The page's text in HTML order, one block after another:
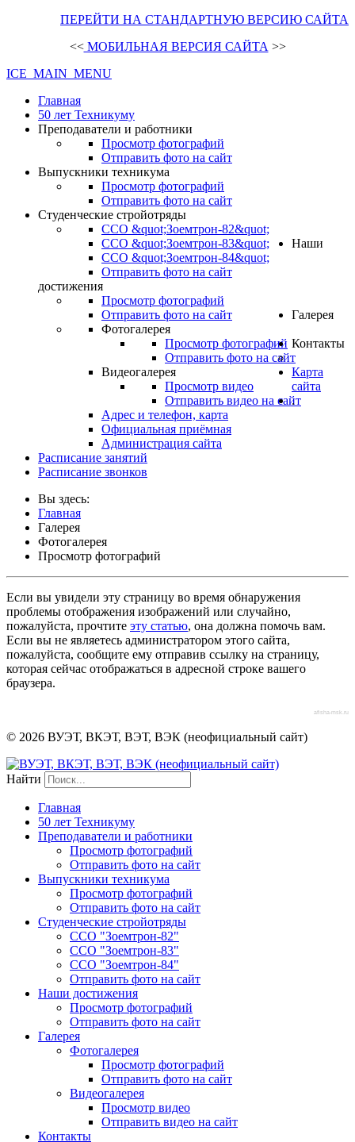
ПЕРЕЙТИ НА СТАНДАРТНУЮ ВЕРСИЮ САЙТА
<<МОБИЛЬНАЯ ВЕРСИЯ САЙТА >>
ICE_MAIN_MENU
Главная
50 лет Техникуму
Преподаватели и работники
Просмотр фотографий
Отправить фото на сайт
Выпускники техникума
Просмотр фотографий
Отправить фото на сайт
Студенческие стройотряды
ССО &quot;Зоемтрон-82&quot;
ССО &quot;Зоемтрон-83&quot;
ССО &quot;Зоемтрон-84&quot;
Отправить фото на сайт
Наши
достижения
Просмотр фотографий
Отправить фото на сайт
Галерея
Фотогалерея
Просмотр фотографий
Отправить фото на сайт
Видеогалерея
Просмотр видео
Отправить видео на сайт
Контакты
Адрес и телефон, карта
Официальная приёмная
Администрация сайта
Карта
сайта
.
Расписание занятий
Расписание звонков
Вы здесь:
Главная
Галерея
Фотогалерея
Просмотр фотографий
Если вы увидели эту страницу во время обнаружения
проблемы отображения изображений или случайно,
пожалуйста, прочтите эту статью, она должна помочь вам.
Если вы не являетесь администратором этого сайта,
пожалуйста, сообщите ему отправив ссылку на страницу,
которая сейчас отображаться в адресной строке вашего
браузера.
afisha-msk.ru
© 2026 ВУЭТ, ВКЭТ, ВЭТ, ВЭК (неофициальный сайт)
Найти
Главная
50 лет Техникуму
Преподаватели и работники
Просмотр фотографий
Отправить фото на сайт
Выпускники техникума
Просмотр фотографий
Отправить фото на сайт
Студенческие стройотряды
ССО "Зоемтрон-82"
ССО "Зоемтрон-83"
ССО "Зоемтрон-84"
Отправить фото на сайт
Наши достижения
Просмотр фотографий
Отправить фото на сайт
Галерея
Фотогалерея
Просмотр фотографий
Отправить фото на сайт
Видеогалерея
Просмотр видео
Отправить видео на сайт
Контакты